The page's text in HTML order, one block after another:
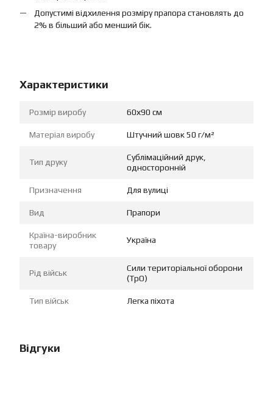
Допустимі відхилення розміру прапора становлять до
2% в більший або менший бік.
Характеристики
Розмір виробу 60х90 см
Матеріал виробу Штучний шовк 50 г/м²
Тип друку
Сублімаційний друк,
односторонній
Призначення Для вулиці
Вид Прапори
Країна-виробник
товару
Україна
Рід військ
Сили територіальної оборони
(ТрО)
Тип військ Легка піхота
Відгуки